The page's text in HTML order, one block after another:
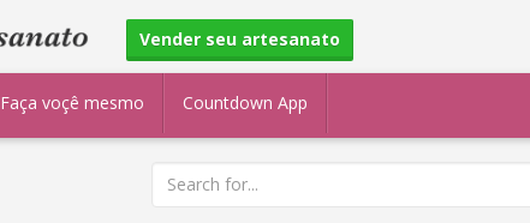
Vender seu artesanato
Faça voçê mesmo Countdown App